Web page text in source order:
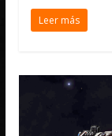
Leer más